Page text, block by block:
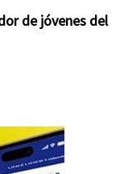
de jóvenes del